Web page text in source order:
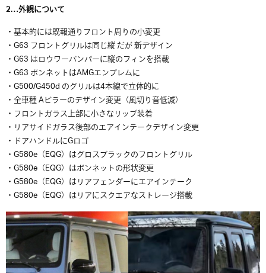
2…外観について
・基本的には既報通りフロント周りの小変更
・G63 フロントグリルは同じ縦 だが 新デザイン
・G63 はロウワーバンパーに縦のフィンを搭載
・G63 ボンネットはAMGエンブレムに
・G500/G450d のグリルは4本線で立体的に
・全車種 Aピラーのデザイン変更（風切り音低減）
・フロントガラス上部に小さなリップ装着
・リアサイドガラス後部のエアインテークデザイン変更
・ドアハンドルにGロゴ
・G580e（EQG）はグロスブラックのフロントグリル
・G580e（EQG）はボンネットの形状変更
・G580e（EQG）はリアフェンダーにエアインテーク
・G580e（EQG）はリアにスクエアなストレージ搭載